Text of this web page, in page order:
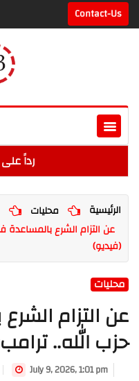
Contact-Us
رداً على
الرئيسية
محليات
عن التزام الشرع
(فيديو)
محليات
عن التزام
حزب الله..
July 9, 2026, 1:01 pm